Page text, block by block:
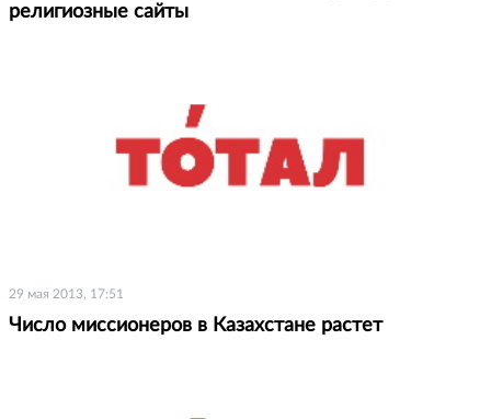
религиозные сайты
29 мая 2013, 17:51
Число миссионеров в Казахстане растет